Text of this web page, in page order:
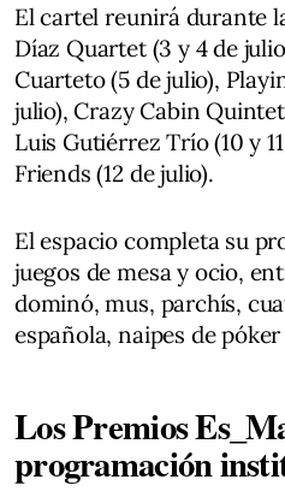
El cartel reunirá durante
Díaz Quartet (3 y 4 de
Cuarteto (5 de julio),
julio), Crazy Cabin
Luis Gutiérrez Trío (10 y
Friends (12 de julio).
El espacio completa su
juegos de mesa y ocio,
dominó, mus, parchís,
española, naipes de
Los Premios
programación